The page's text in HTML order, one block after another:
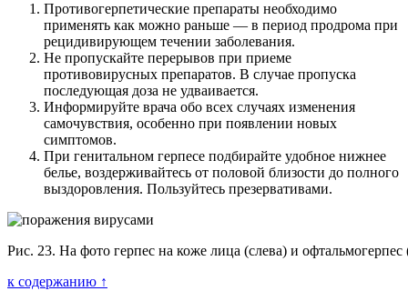
Противогерпетические препараты необходимо
применять как можно раньше — в период продрома при
рецидивирующем течении заболевания.
Не пропускайте перерывов при приеме
противовирусных препаратов. В случае пропуска
последующая доза не удваивается.
Информируйте врача обо всех случаях изменения
самочувствия, особенно при появлении новых
симптомов.
При генитальном герпесе подбирайте удобное нижнее
белье, воздерживайтесь от половой близости до полного
выздоровления. Пользуйтесь презервативами.
Рис. 23. На фото герпес на коже лица (слева) и офтальмогерпес
к содержанию ↑